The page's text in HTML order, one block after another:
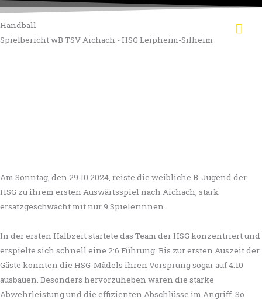
Zum
Inhalt
springen
Handball
Spielbericht wB TSV Aichach - HSG Leipheim-Silheim
Am Sonntag, den 29.10.2024, reiste die weibliche B-Jugend der
HSG zu ihrem ersten Auswärtsspiel nach Aichach, stark
ersatzgeschwächt mit nur 9 Spielerinnen.
In der ersten Halbzeit startete das Team der HSG konzentriert und
erspielte sich schnell eine 2:6 Führung. Bis zur ersten Auszeit der
Gäste konnten die HSG-Mädels ihren Vorsprung sogar auf 4:10
ausbauen. Besonders hervorzuheben waren die starke
Abwehrleistung und die effizienten Abschlüsse im Angriff. So